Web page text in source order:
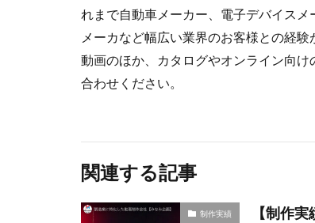
れまで自動車メーカー、電子デバイス
メーカなど幅広い業界のお客様との経験
動画のほか、カタログやオンライン向
合わせください。
関連する記事
制作実績 【制作